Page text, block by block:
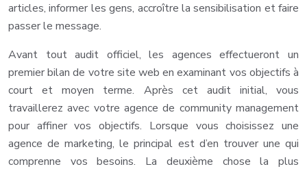
articles, informer les gens, accroître la sensibilisation et faire
passer le message.
Avant tout audit officiel, les agences effectueront un
premier bilan de votre site web en examinant vos objectifs à
court et moyen terme. Après cet audit initial, vous
travaillerez avec votre agence de community management
pour affiner vos objectifs. Lorsque vous choisissez une
agence de marketing, le principal est d’en trouver une qui
comprenne vos besoins. La deuxième chose la plus